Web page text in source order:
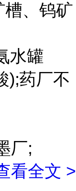
槽、钨矿
水罐
);药厂不
厂;
看全文 >